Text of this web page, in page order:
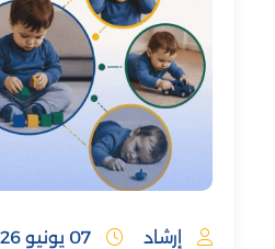
إرشاد